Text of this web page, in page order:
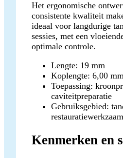
Het ergonomische
consistente kwaliteit
ideaal voor langdurige
sessies, met een
optimale controle.
Lengte: 19 mm
Koplengte: 6,00
Toepassing:
caviteitpreparatie
Gebruiksgebied:
Kenmerken en